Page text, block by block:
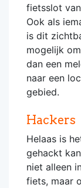
fietsslot
Ook als
is dit
mogelijk om
dan een
naar een
gebied.
Hackers
Helaas is
gehackt
niet alleen
fiets, maar